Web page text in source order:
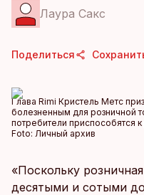
Лаура Сакс
Поделиться
Глава Rimi Кристель Метс
болезненным для розничной
потребители приспособятся
Foto: Личный архив
«Поскольку
десятыми и сотыми